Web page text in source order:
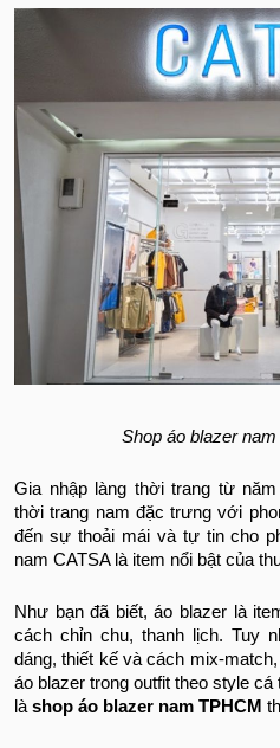
Shop áo blazer
Gia nhập làng thời trang từ
thời trang nam đặc trưng với
đến sự thoải mái và tự tin cho
nam CATSA là item nổi bật của
Như bạn đã biết, áo blazer là
cách chỉn chu, thanh lịch. Tuy
dáng, thiết kế và cách mix-
áo blazer trong outfit theo style
là shop áo blazer nam TPHCM